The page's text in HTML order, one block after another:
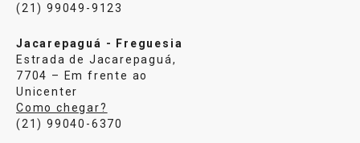
(21) 99049-9123
Jacarepaguá - Freguesia
Estrada de Jacarepaguá,
7704 – Em frente ao
Unicenter
Como chegar?
(21) 99040-6370